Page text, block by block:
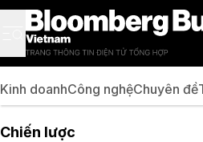
Kinh doanhCông nghệChuyên đề
Chiến lược